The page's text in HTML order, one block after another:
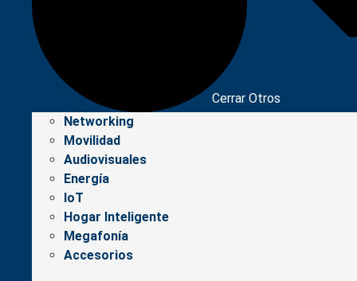
Cerrar Otros
Networking
Movilidad
Audiovisuales
Energía
IoT
Hogar Inteligente
Megafonía
Accesorios